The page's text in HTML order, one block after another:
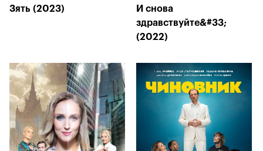
Зять (2023)
И снова
здравствуйте&#33;
(2022)